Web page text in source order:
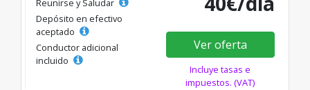
Reunirse y Saludar
Depósito en efectivo
aceptado
Conductor adicional
incluido
Ver oferta
Incluye tasas e
impuestos. (VAT)